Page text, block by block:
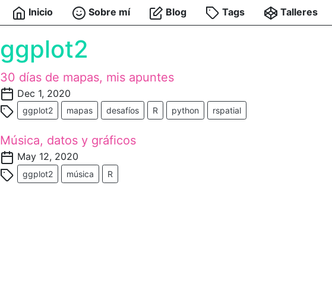
Inicio Sobre mí Blog Tags Talleres
ggplot2
30 días de mapas, mis apuntes
Dec 1, 2020
ggplot2 mapas desafíos R python rspatial
Música, datos y gráficos
May 12, 2020
ggplot2 música R